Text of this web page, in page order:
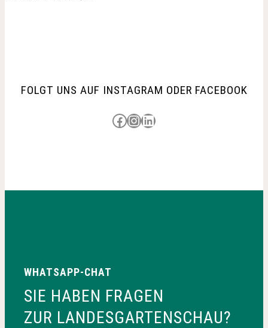
FOLGT UNS AUF INSTAGRAM ODER FACEBOOK
Besuche uns auf Facebook
Besuche uns auf Instagram
LinkedIn
WHATSAPP-CHAT
SIE HABEN FRAGEN
ZUR LANDESGARTENSCHAU?